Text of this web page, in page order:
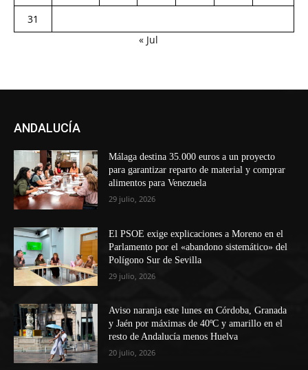
31
« Jul
ANDALUCÍA
Málaga destina 35.000 euros a un proyecto
para garantizar reparto de material y comprar
alimentos para Venezuela
29 julio, 2026
El PSOE exige explicaciones a Moreno en el
Parlamento por el «abandono sistemático» del
Polígono Sur de Sevilla
29 julio, 2026
Aviso naranja este lunes en Córdoba, Granada
y Jaén por máximas de 40ºC y amarillo en el
resto de Andalucía menos Huelva
20 julio, 2026